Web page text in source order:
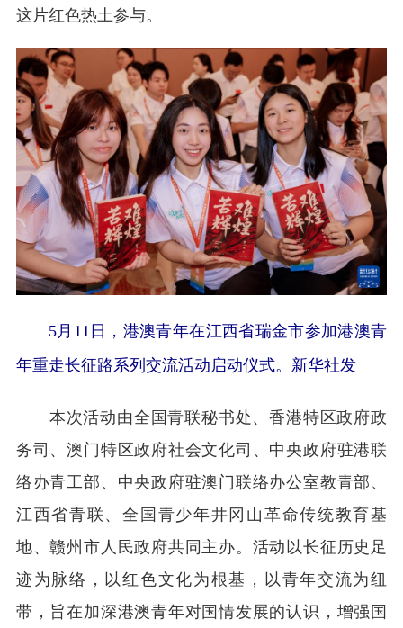
这片红色热土参与。
5月11日，港澳青年在江西省瑞金市参加港澳青
年重走长征路系列交流活动启动仪式。新华社发
本次活动由全国青联秘书处、香港特区政府政
务司、澳门特区政府社会文化司、中央政府驻港联
络办青工部、中央政府驻澳门联络办公室教青部、
江西省青联、全国青少年井冈山革命传统教育基
地、赣州市人民政府共同主办。活动以长征历史足
迹为脉络，以红色文化为根基，以青年交流为纽
带，旨在加深港澳青年对国情发展的认识，增强国